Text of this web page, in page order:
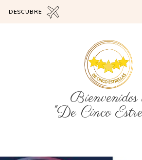
DESCUBRE
Bienvenidos
"De Cinco